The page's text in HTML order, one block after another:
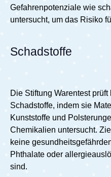
Gefahrenpotenziale wie
untersucht, um das Risiko
Schadstoffe
Die Stiftung Warentest
Schadstoffe, indem sie
Kunststoffe und
Chemikalien untersucht.
keine
Phthalate oder
sind.